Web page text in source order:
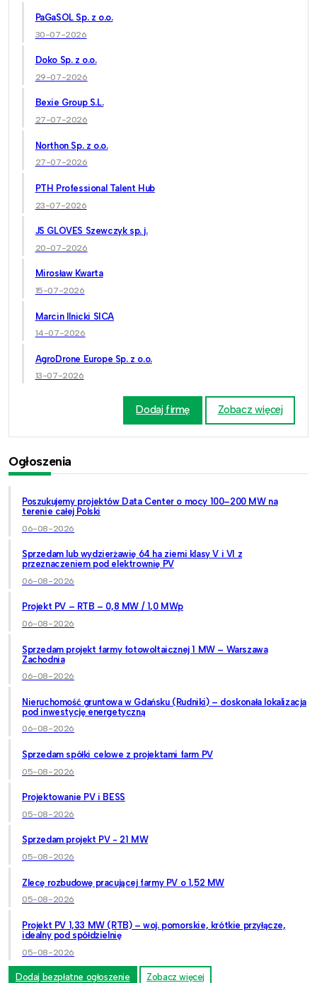
PaGaSOL Sp. z o.o.
30-07-2026
Doko Sp. z o.o.
29-07-2026
Bexie Group S.L.
27-07-2026
Northon Sp. z o.o.
27-07-2026
PTH Professional Talent Hub
23-07-2026
JS GLOVES Szewczyk sp. j.
20-07-2026
Mirosław Kwarta
15-07-2026
Marcin Ilnicki SICA
14-07-2026
AgroDrone Europe Sp. z o.o.
13-07-2026
Dodaj firmę Zobacz więcej
Ogłoszenia
Poszukujemy projektów Data Center o mocy 100–200 MW na
terenie całej Polski
06-08-2026
Sprzedam lub wydzierżawię 64 ha ziemi klasy V i VI z
przeznaczeniem pod elektrownię PV
06-08-2026
Projekt PV – RTB – 0,8 MW / 1,0 MWp
06-08-2026
Sprzedam projekt farmy fotowoltaicznej 1 MW – Warszawa
Zachodnia
06-08-2026
Nieruchomość gruntowa w Gdańsku (Rudniki) – doskonała lokalizacja
pod inwestycję energetyczną
06-08-2026
Sprzedam spółki celowe z projektami farm PV
05-08-2026
Projektowanie PV i BESS
05-08-2026
Sprzedam projekt PV - 21 MW
05-08-2026
Zlecę rozbudowę pracującej farmy PV o 1,52 MW
05-08-2026
Projekt PV 1,33 MW (RTB) – woj. pomorskie, krótkie przyłącze,
idealny pod spółdzielnię
05-08-2026
Dodaj bezpłatne ogłoszenie Zobacz więcej